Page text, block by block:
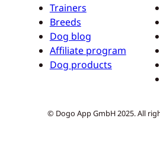
Trainers
Breeds
Dog blog
Affiliate program
Dog products
© Dogo App GmbH 2025. All